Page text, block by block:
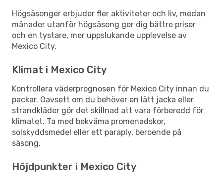
Högsäsonger erbjuder fler aktiviteter och liv, medan
månader utanför högsäsong ger dig bättre priser
och en tystare, mer uppslukande upplevelse av
Mexico City.
Klimat i Mexico City
Kontrollera väderprognosen för Mexico City innan du
packar. Oavsett om du behöver en lätt jacka eller
strandkläder gör det skillnad att vara förberedd för
klimatet. Ta med bekväma promenadskor,
solskyddsmedel eller ett paraply, beroende på
säsong.
Höjdpunkter i Mexico City